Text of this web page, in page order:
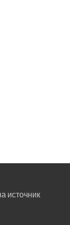
источник